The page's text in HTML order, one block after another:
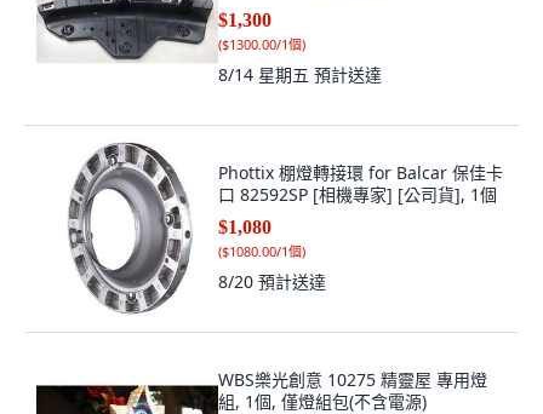
$1,300
($1300.00/1個)
8/14 星期五 預計送達
Phottix 棚燈轉接環 for Balcar 保佳卡
口 82592SP [相機專家] [公司貨], 1個
$1,080
($1080.00/1個)
8/20 預計送達
WBS樂光創意 10275 精靈屋 專用燈
組, 1個, 僅燈組包(不含電源)